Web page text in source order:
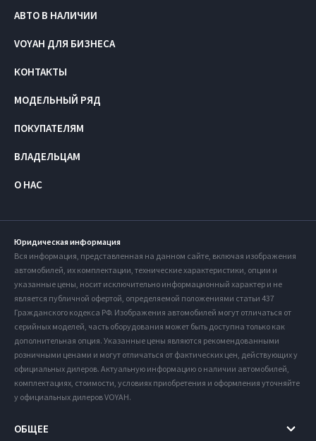
АВТО В НАЛИЧИИ
VOYAH ДЛЯ БИЗНЕСА
КОНТАКТЫ
МОДЕЛЬНЫЙ РЯД
ПОКУПАТЕЛЯМ
ВЛАДЕЛЬЦАМ
О НАС
Юридическая информация
Вся информация, представленная на данном сайте, включая изображения
автомобилей, их комплектации, технические характеристики, опции и
указанные цены, носит исключительно информационный характер и не
является публичной офертой, определяемой положениями статьи 437
Гражданского кодекса РФ. Изображения автомобилей могут отличаться от
серийных моделей, часть оборудования может быть доступна только как
дополнительная опция. Указанные цены являются рекомендованными
розничными ценами и могут отличаться от фактических цен, действующих у
официальных дилеров. Актуальную информацию о наличии автомобилей,
комплектациях, стоимости, условиях приобретения и оформления уточняйте
у официальных дилеров VOYAH.
ОБЩЕЕ